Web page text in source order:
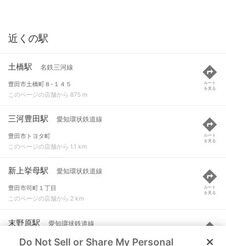
近くの駅
土橋駅 名鉄三河線
豊田市土橋町８-１４５
このページの店舗から 875 m
ルート
を見る
三河豊田駅 愛知環状鉄道線
豊田市トヨタ町
このページの店舗から 1.1 km
ルート
を見る
新上挙母駅 愛知環状鉄道線
豊田市司町１丁目
このページの店舗から 2 km
ルート
を見る
末野原駅 愛知環状鉄道線
豊田市豊栄町１２丁目
ルート
を見る
Do Not Sell or Share My Personal